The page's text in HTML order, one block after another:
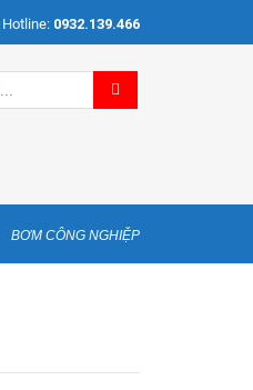
Hotline: 0932.139.466
BƠM CÔNG NGHIỆP